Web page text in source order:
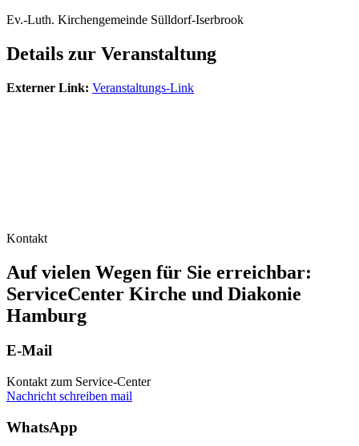
Ev.-Luth. Kirchengemeinde Sülldorf-Iserbrook
Details zur Veranstaltung
Externer Link: Veranstaltungs-Link
Kontakt
Auf vielen Wegen für Sie erreichbar:
ServiceCenter Kirche und Diakonie
Hamburg
E-Mail
Kontakt zum Service-Center
Nachricht schreiben mail
WhatsApp